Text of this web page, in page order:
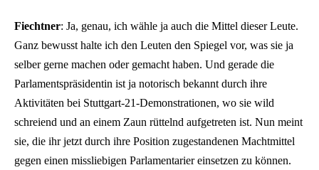
Fiechtner: Ja, genau, ich wähle ja auch die Mittel dieser Leute.
Ganz bewusst halte ich den Leuten den Spiegel vor, was sie ja
selber gerne machen oder gemacht haben. Und gerade die
Parlamentspräsidentin ist ja notorisch bekannt durch ihre
Aktivitäten bei Stuttgart-21-Demonstrationen, wo sie wild
schreiend und an einem Zaun rüttelnd aufgetreten ist. Nun meint
sie, die ihr jetzt durch ihre Position zugestandenen Machtmittel
gegen einen missliebigen Parlamentarier einsetzen zu können.